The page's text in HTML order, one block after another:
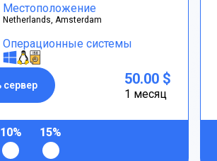
Местоположение
Netherlands, Amsterdam
Операционные системы
сервер 50.00 $
1 месяц
10% 15%